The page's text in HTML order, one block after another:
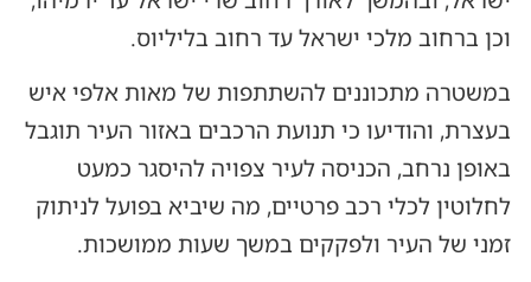
וכן ברחוב מלכי ישראל עד רחוב בליליוס.
במשטרה מתכוננים להשתתפות של מאות אלפי איש
בעצרת, והודיעו כי תנועת הרכבים באזור העיר תוגבל
באופן נרחב, הכניסה לעיר צפויה להיסגר כמעט
לחלוטין לכלי רכב פרטיים, מה שיביא בפועל לניתוק
זמני של העיר ולפקקים במשך שעות ממושכות.